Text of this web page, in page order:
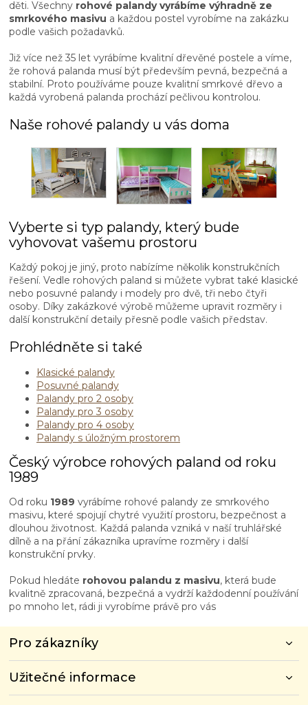
v
k
v
ý
p
i
u
děti. Všechny rohové palandy vyrábíme výhradně ze
smrkového masivu a každou postel vyrobíme na zakázku
podle vašich požadavků.
Již více než 35 let vyrábíme kvalitní dřevěné postele a víme,
že rohová palanda musí být především pevná, bezpečná a
stabilní. Proto používáme pouze kvalitní smrkové dřevo a
každá vyrobená palanda prochází pečlivou kontrolou.
Naše rohové palandy u vás doma
Vyberte si typ palandy, který bude
vyhovovat vašemu prostoru
Každý pokoj je jiný, proto nabízíme několik konstrukčních
řešení. Vedle rohových paland si můžete vybrat také klasické
nebo posuvné palandy i modely pro dvě, tři nebo čtyři
osoby. Díky zakázkové výrobě můžeme upravit rozměry i
další konstrukční detaily přesně podle vašich představ.
Prohlédněte si také
Klasické palandy
Posuvné palandy
Palandy pro 2 osoby
Palandy pro 3 osoby
Palandy pro 4 osoby
Palandy s úložným prostorem
Český výrobce rohových paland od roku
1989
Od roku 1989 vyrábíme rohové palandy ze smrkového
masivu, které spojují chytré využití prostoru, bezpečnost a
dlouhou životnost. Každá palanda vzniká v naší truhlářské
dílně a na přání zákazníka upravíme rozměry i další
konstrukční prvky.
Pokud hledáte rohovou palandu z masivu, která bude
kvalitně zpracovaná, bezpečná a vydrží každodenní používání
po mnoho let, rádi ji vyrobíme právě pro vás
Pro zákazníky
Užitečné informace